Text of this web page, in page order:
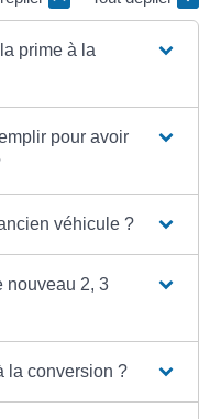
prime à la
pour avoir
véhicule ?
nouveau 2, 3
la conversion ?